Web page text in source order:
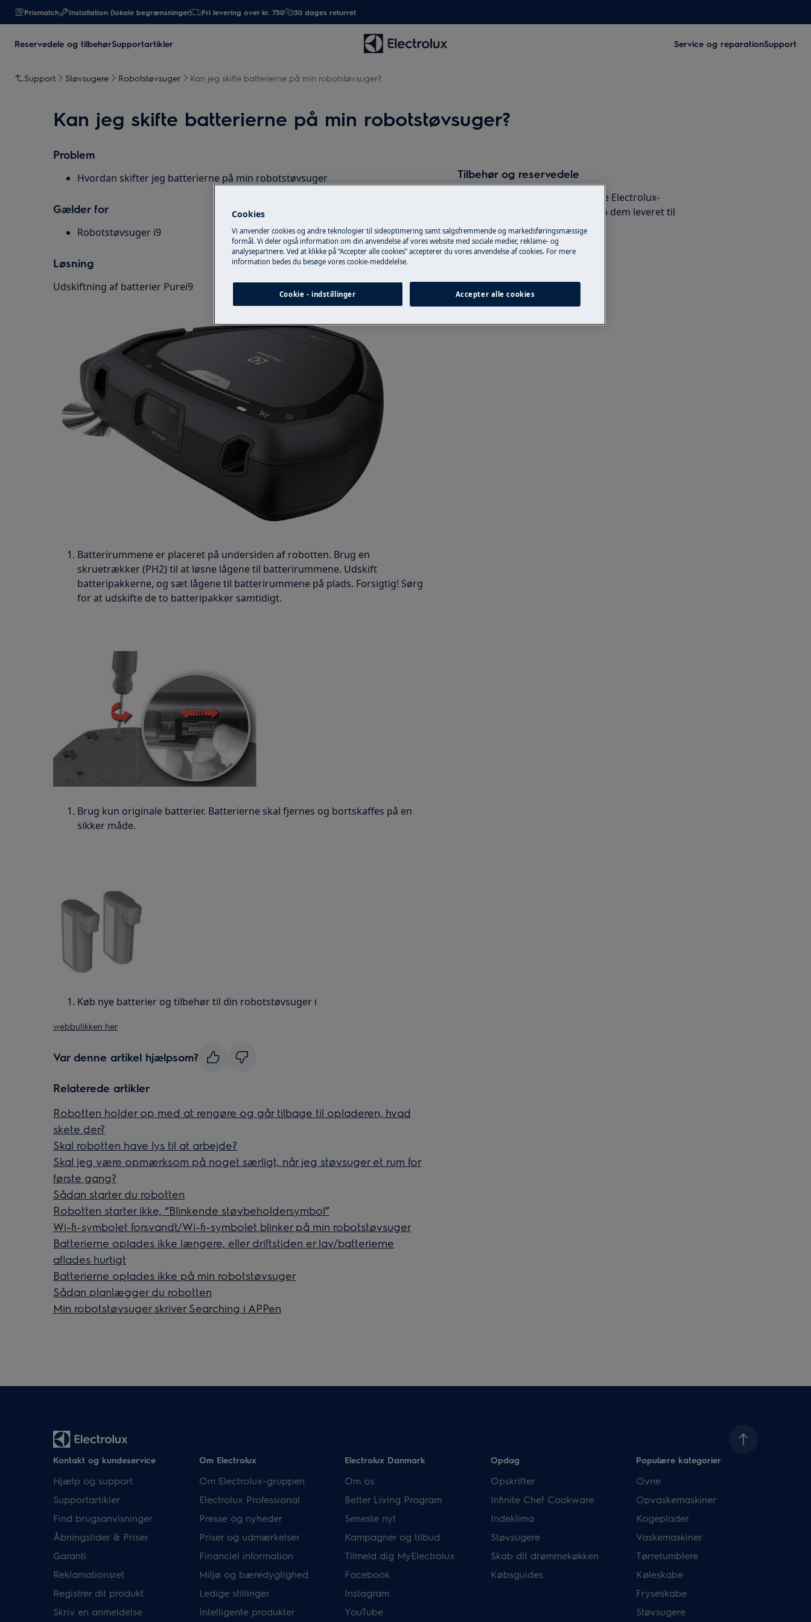
Prismatch Installation (lokale begrænsninger) Fri levering over kr. 750 30 dages returret
Reservedele og tilbehørSupportartikler Service og reparationSupport
Support Støvsugere Robotstøvsuger Kan jeg skifte batterierne på min robotstøvsuger?
Kan jeg skifte batterierne på min robotstøvsuger?
Problem
Hvordan skifter jeg batterierne på min robotstøvsuger
Gælder for
Robotstøvsuger i9
Løsning
Udskiftning af batterier Purei9
Batterirummene er placeret på undersiden af robotten. Brug en
skruetrækker (PH2) til at løsne lågene til batterirummene. Udskift
batteripakkerne, og sæt lågene til batterirummene på plads. Forsigtig! Sørg
for at udskifte de to batteripakker samtidigt.
Brug kun originale batterier. Batterierne skal fjernes og bortskaffes på en
sikker måde.
Køb nye batterier og tilbehør til din robotstøvsuger i
webbutikken her
Var denne artikel hjælpsom?
Relaterede artikler
Robotten holder op med at rengøre og går tilbage til opladeren, hvad
skete der?
Skal robotten have lys til at arbejde?
Skal jeg være opmærksom på noget særligt, når jeg støvsuger et rum for
første gang?
Sådan starter du robotten
Robotten starter ikke, “Blinkende støvbeholdersymbol”
Wi-fi-symbolet forsvandt/Wi-fi-symbolet blinker på min robotstøvsuger
Batterierne oplades ikke længere, eller driftstiden er lav/batterierne
aflades hurtigt
Batterierne oplades ikke på min robotstøvsuger
Sådan planlægger du robotten
Min robotstøvsuger skriver Searching i APPen
Tilbehør og reservedele
Find originale reservedele til dine Electrolux-
produkter i vores webshop og få dem leveret til
døren.
Kontakt og kundeservice
Hjælp og support
Supportartikler
Find brugsanvisninger
Åbningstider & Priser
Garanti
Reklamationsret
Registrer dit produkt
Skriv en anmeldelse
Om Electrolux
Om Electrolux-gruppen
Electrolux Professional
Presse og nyheder
Priser og udmærkelser
Financiel information
Miljø og bæredygtighed
Ledige stillinger
Intelligente produkter
Electrolux Danmark
Om os
Better Living Program
Seneste nyt
Kampagner og tilbud
Tilmeld dig MyElectrolux
Facebook
Instagram
YouTube
Opdag
Opskrifter
Infinite Chef Cookware
Indeklima
Støvsugere
Skab dit drømmekøkken
Købsguides
Populære kategorier
Ovne
Opvaskemaskiner
Kogeplader
Vaskemaskiner
Tørretumblere
Køleskabe
Fryseskabe
Støvsugere
Cookies
Vi anvender cookies og andre teknologier til sideoptimering samt salgsfremmende og markedsføringsmæssige
formål. Vi deler også information om din anvendelse af vores website med sociale medier, reklame- og
analysepartnere. Ved at klikke på “Accepter alle cookies” accepterer du vores anvendelse af cookies. For mere
information bedes du besøge vores cookie-meddelelse.
Cookie - indstillinger Accepter alle cookies